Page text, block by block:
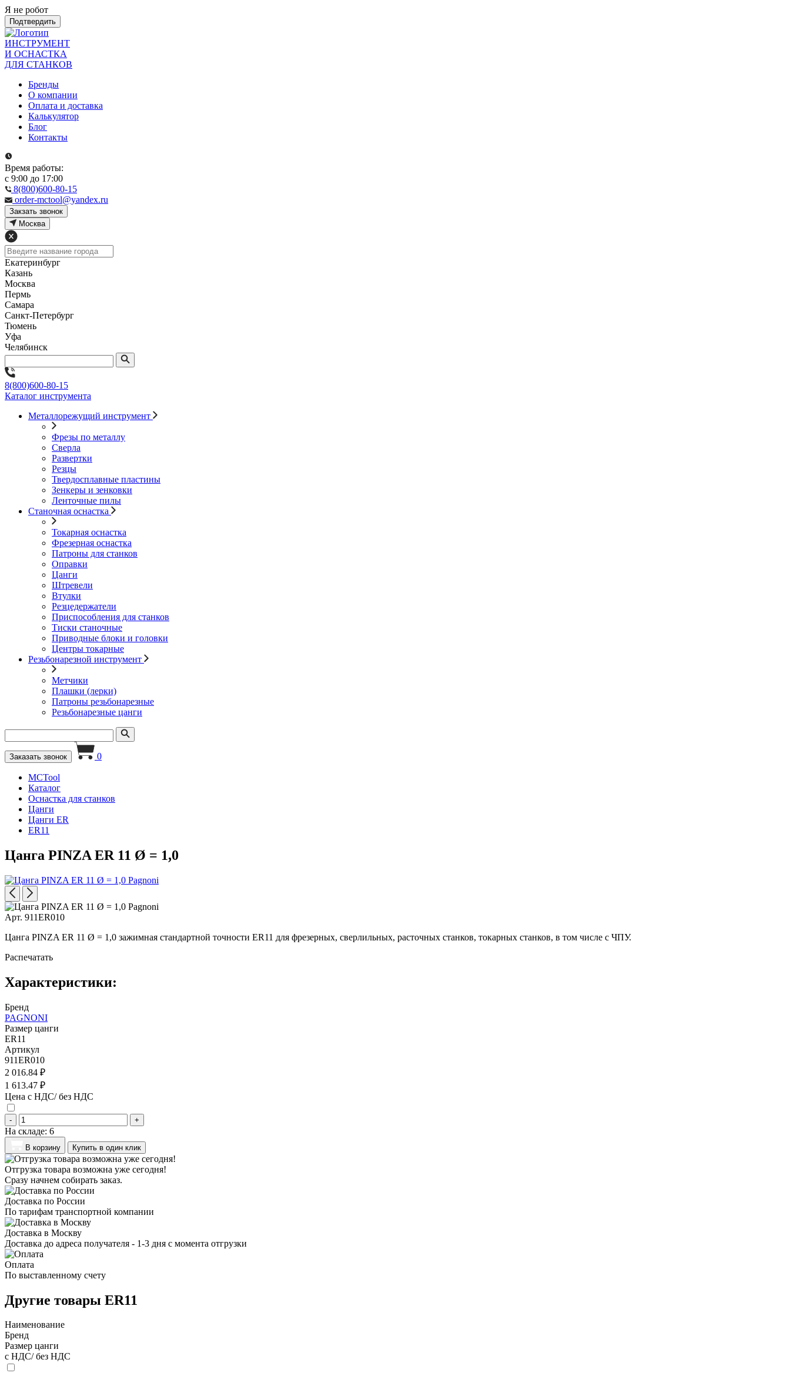
Я не робот
Подтвердить
ИНСТРУМЕНТ
И ОСНАСТКА
ДЛЯ СТАНКОВ
Бренды
О компании
Оплата и доставка
Калькулятор
Блог
Контакты
Время работы:
с 9:00 до 17:00
8(800)600-80-15
order-mctool@yandex.ru
Закзать звонок
Москва
Екатеринбург
Казань
Москва
Пермь
Самара
Санкт-Петербург
Тюмень
Уфа
Челябинск
8(800)600-80-15
Каталог инструмента
Металлорежущий инструмент
Фрезы по металлу
Сверла
Развертки
Резцы
Твердосплавные пластины
Зенкеры и зенковки
Ленточные пилы
Станочная оснастка
Токарная оснастка
Фрезерная оснастка
Патроны для станков
Оправки
Цанги
Штревели
Втулки
Резцедержатели
Приспособления для станков
Тиски станочные
Приводные блоки и головки
Центры токарные
Резьбонарезной инструмент
Метчики
Плашки (лерки)
Патроны резьбонарезные
Резьбонарезные цанги
Заказать звонок 0
MCTool
Каталог
Оснастка для станков
Цанги
Цанги ER
ER11
Цанга PINZA ER 11 Ø = 1,0
Арт. 911ER010
Цанга PINZA ER 11 Ø = 1,0 зажимная стандартной точности ER11 для фрезерных, сверлильных, расточных станков, токарных станков, в том числе с ЧПУ.
Распечатать
Характеристики:
Бренд
PAGNONI
Размер цанги
ER11
Артикул
911ER010
2 016.84 ₽
1 613.47 ₽
Цена с НДС/ без НДС
- +
На складе: 6
В корзину Купить в один клик
Отгрузка товара возможна уже сегодня!
Сразу начнем собирать заказ.
Доставка по России
По тарифам транспортной компании
Доставка в Москву
Доставка до адреса получателя - 1-3 дня с момента отгрузки
Оплата
По выставленному счету
Другие товары ER11
Наименование
Бренд
Размер цанги
с НДС/ без НДС